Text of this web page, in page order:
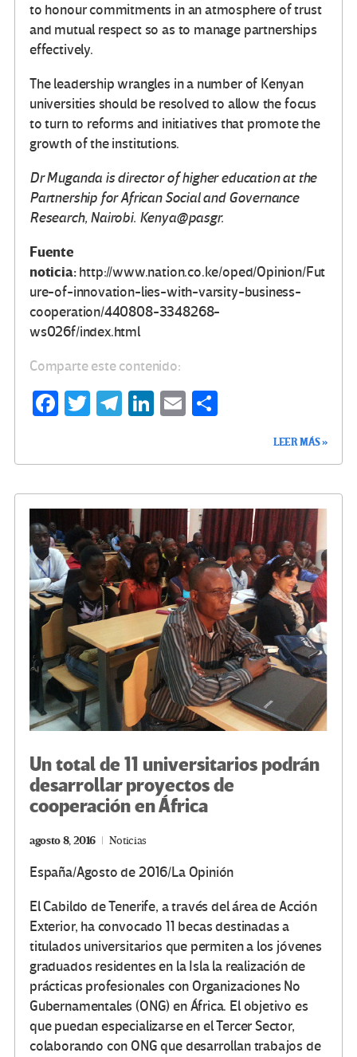
to honour commitments in an atmosphere of trust
and mutual respect so as to manage partnerships
effectively.
The leadership wrangles in a number of Kenyan
universities should be resolved to allow the focus
to turn to reforms and initiatives that promote the
growth of the institutions.
Dr Muganda is director of higher education at the
Partnership for African Social and Governance
Research, Nairobi. Kenya@pasgr.
Fuente
noticia:http://www.nation.co.ke/oped/Opinion/Fut
ure-of-innovation-lies-with-varsity-business-
cooperation/440808-3348268-
ws026f/index.html
Comparte este contenido:
Fa
o
k
T
Te
m
Li
n
E
ar
tir
LEER MÁS »
Un total de 11 universitarios podrán
desarrollar proyectos de
cooperación en África
agosto 8, 2016 Noticias
España/Agosto de 2016/La Opinión
El Cabildo de Tenerife, a través del área de Acción
Exterior, ha convocado 11 becas destinadas a
titulados universitarios que permiten a los jóvenes
graduados residentes en la Isla la realización de
prácticas profesionales con Organizaciones No
Gubernamentales (ONG) en África. El objetivo es
que puedan especializarse en el Tercer Sector,
colaborando con ONG que desarrollan trabajos de